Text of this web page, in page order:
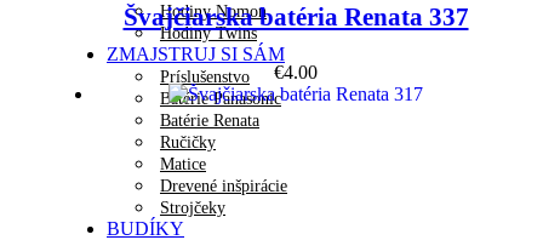
Hodiny Nomon
Hodiny Twins
ZMAJSTRUJ SI SÁM
Príslušenstvo
Batérie Panasonic
Batérie Renata
Ručičky
Matice
Drevené inšpirácie
Strojčeky
BUDÍKY
Švajčiarska batéria Renata 337
€4.00